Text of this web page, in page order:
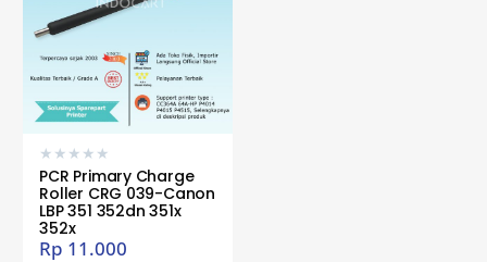
★ ★ ★ ★ ★
PCR Primary Charge
Roller CRG 039-Canon
LBP 351 352dn 351x
352x
Rp 11.000